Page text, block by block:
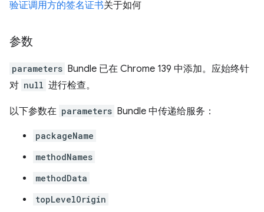
验证调用方的签名证书关于如何
参数
parameters Bundle 已在 Chrome 139 中添加。应始终针
对 null 进行检查。
以下参数在 parameters Bundle 中传递给服务：
packageName
methodNames
methodData
topLevelOrigin